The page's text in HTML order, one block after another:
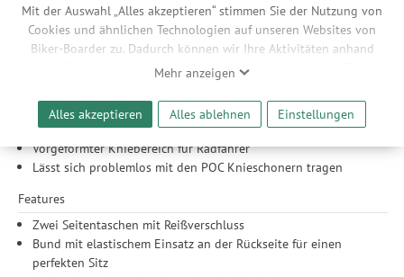
Mit der Auswahl „Alles akzeptieren“ stimmen Sie der Nutzung von
Cookies und ähnlichen Technologien auf unseren Websites von
Biker-Boarder zu. Dadurch können wir Ihre Aktivitäten anhand
Ihrer Geräte- und Browsereinstellungen nachvollziehen. Dies
ermöglicht es uns, anhand ihrer Interessen nutzungsbasierte
Werbeanzeigen für Sie bereitzustellen sowie Funktionalitäten
unserer Website sicherzustellen und stetig zu verbessern. Dabei
werden Ihre Daten auch an Drittanbieter und Werbepartner
weitergegeben. Die Verarbeitung erfolgt ausschließlich zum
Zwecke der Einbindung von Streaming-Inhalten und der
Durchführung von statistischer Analyse, Reichweitenmessungen,
Produktempfehlungen und nutzungsbasierter Werbung.
Informationen zu den einzelnen Funktionen, den Drittanbietern
und der Speicherdauer finden Sie unter Einstellungen. Diese
Mehr anzeigen
Alles akzeptieren Alles ablehnen Einstellungen
Taschen, einen elastischen Bund und eine optimierte Passform für
Radfahrer, die sich problemlos mit Knieschonern kombinieren lässt.
Stretcheffekt
Präzise Mountainbike-Passform
Vorgeformter Kniebereich für Radfahrer
Lässt sich problemlos mit den POC Knieschonern tragen
Features
Zwei Seitentaschen mit Reißverschluss
Bund mit elastischem Einsatz an der Rückseite für einen
perfekten Sitz